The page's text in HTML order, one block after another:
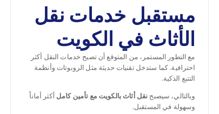
مستقبل خدمات نقل
الأثاث في الكويت
مع التطور المستمر، من المتوقع أن تصبح خدمات النقل أكثر
احترافية. كما ستدخل تقنيات حديثة مثل الروبوتات وأنظمة
التتبع الذكية.
وبالتالي، سيصبحنقل أثاث بالكويت مع تأمين كامل أكثر أماناً
وسهولة في المستقبل.